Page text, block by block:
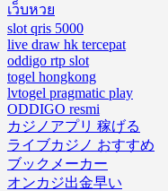
เว็บหวย
slot qris 5000
live draw hk tercepat
oddigo rtp slot
togel hongkong
lvtogel pragmatic play
ODDIGO resmi
カジノアプリ 稼げる
ライブカジノ おすすめ
ブックメーカー
オンカジ出金早い